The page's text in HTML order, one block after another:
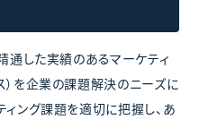
通した実績のあるマーケティ
）を企業の課題解決のニーズに
ィング課題を適切に把握し、あ